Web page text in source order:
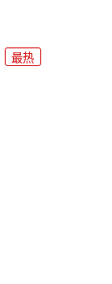
最热